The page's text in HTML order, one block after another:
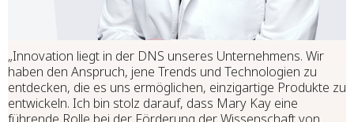
„Innovation liegt in der DNS unseres Unternehmens. Wir
haben den Anspruch, jene Trends und Technologien zu
entdecken, die es uns ermöglichen, einzigartige Produkte zu
entwickeln. Ich bin stolz darauf, dass Mary Kay eine